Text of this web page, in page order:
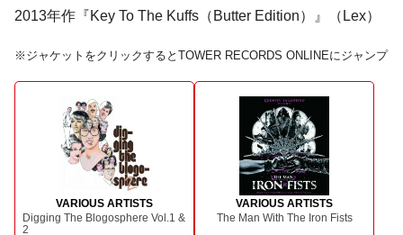
2013年作『Key To The Kuffs（Butter Edition）』（Lex）
※ ジャケットをクリックするとTOWER RECORDS ONLINEにジャンプ
VARIOUS ARTISTS
Digging The Blogosphere Vol.1 &
2
VARIOUS ARTISTS
The Man With The Iron Fists